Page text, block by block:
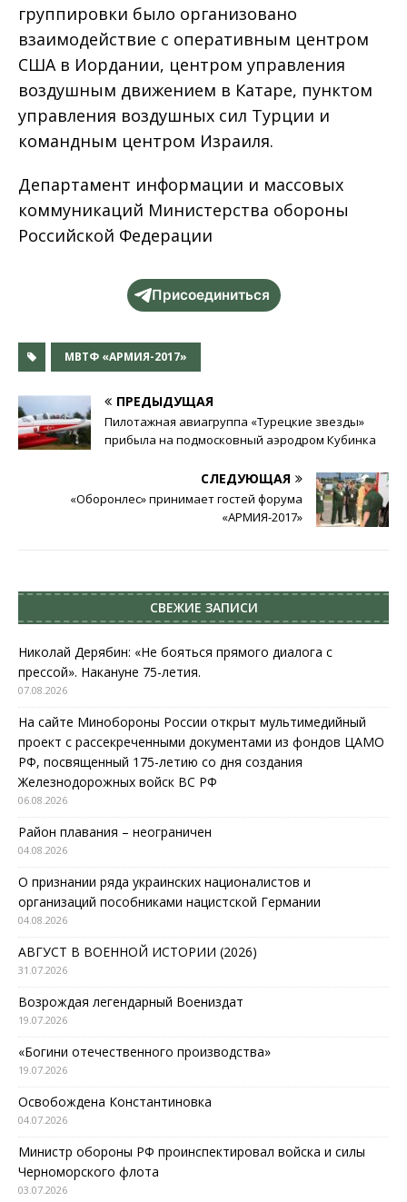
группировки было организовано
взаимодействие с оперативным центром
США в Иордании, центром управления
воздушным движением в Катаре, пунктом
управления воздушных сил Турции и
командным центром Израиля.
Департамент информации и массовых
коммуникаций Министерства обороны
Российской Федерации
Присоединиться
МВТФ «АРМИЯ-2017»
ПРЕДЫДУЩАЯ
Пилотажная авиагруппа «Турецкие звезды»
прибыла на подмосковный аэродром Кубинка
СЛЕДУЮЩАЯ
«Оборонлес» принимает гостей форума
«АРМИЯ-2017»
СВЕЖИЕ ЗАПИСИ
Николай Дерябин: «Не бояться прямого диалога с
прессой». Накануне 75-летия.
07.08.2026
На сайте Минобороны России открыт мультимедийный
проект с рассекреченными документами из фондов ЦАМО
РФ, посвященный 175-летию со дня создания
Железнодорожных войск ВС РФ
06.08.2026
Район плавания – неограничен
04.08.2026
О признании ряда украинских националистов и
организаций пособниками нацистской Германии
04.08.2026
АВГУСТ В ВОЕННОЙ ИСТОРИИ (2026)
31.07.2026
Возрождая легендарный Воениздат
19.07.2026
«Богини отечественного производства»
19.07.2026
Освобождена Константиновка
04.07.2026
Министр обороны РФ проинспектировал войска и силы
Черноморского флота
03.07.2026